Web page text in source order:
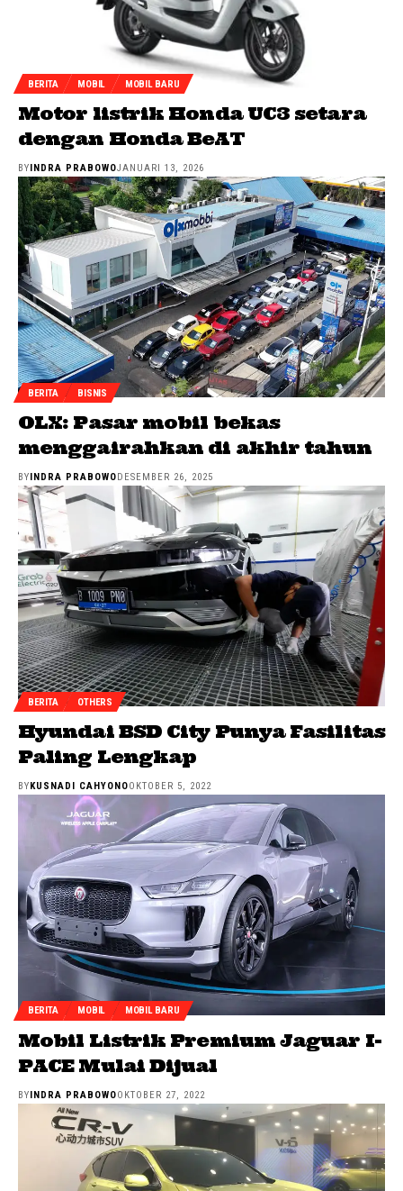
BERITA MOBIL MOBIL BARU
Motor listrik Honda UC3 setara
dengan Honda BeAT
BY INDRA PRABOWOJANUARI 13, 2026
BERITA BISNIS
OLX: Pasar mobil bekas
menggairahkan di akhir tahun
BY INDRA PRABOWO DESEMBER 26, 2025
BERITA OTHERS
Hyundai BSD City Punya Fasilitas
Paling Lengkap
BYKUSNADI CAHYONOOKTOBER 5, 2022
BERITA MOBIL MOBIL BARU
Mobil Listrik Premium Jaguar I-
PACE Mulai Dijual
BYINDRA PRABOWOOKTOBER 27, 2022